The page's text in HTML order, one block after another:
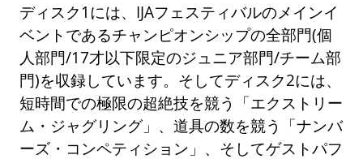
ディスク1には、IJAフェスティバルのメインイ
ベントであるチャンピオンシップの全部門(個
人部門/17才以下限定のジュニア部門/チーム部
門)を収録しています。そしてディスク2には、
短時間での極限の超絶技を競う「エクストリー
ム・ジャグリング」、道具の数を競う「ナンバ
ーズ・コンペティション」、そしてゲストパフ